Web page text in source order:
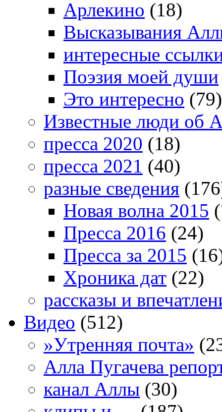
Арлекино (18)
Высказывания
интересные
Поэзия моей души
Это интересно (79)
Известные люди об
пресса 2020 (18)
пресса 2021 (40)
разные сведения
Новая волна 2015
Пресса 2016 (24)
Пресса за 2015
Хроника дат (22)
рассказы и
Видео (512)
»Утренняя почта»
Алла Пугачева
канал Аллы (30)